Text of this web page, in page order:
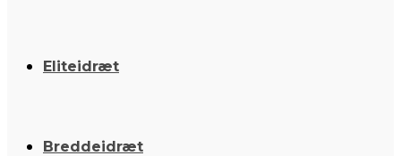
Eliteidræt
Breddeidræt